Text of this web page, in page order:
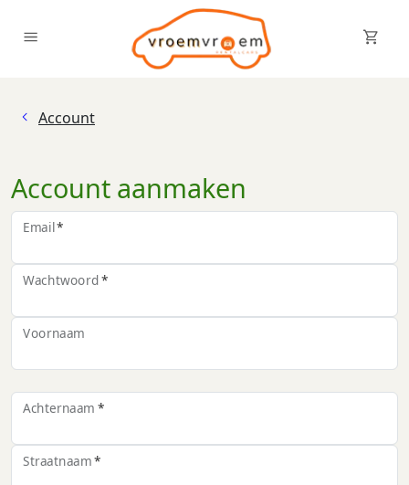
Schakel menu in
Account
Account aanmaken
Email
Wachtwoord
Voornaam
Achternaam
Straatnaam